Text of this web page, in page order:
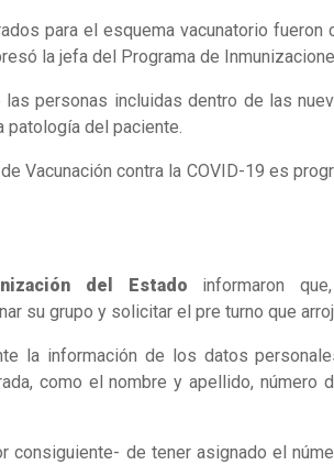
para el esquema vacunatorio
la jefa del Programa de
personas incluidas dentro de las
patología del paciente.
Vacunación contra la COVID-19 es
del Estado informaron
su grupo y solicitar el pre turno que
la información de los datos
como el nombre y apellido,
consiguiente- de tener asignado el